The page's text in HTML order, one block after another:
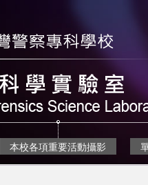
本校各項重要活動攝影